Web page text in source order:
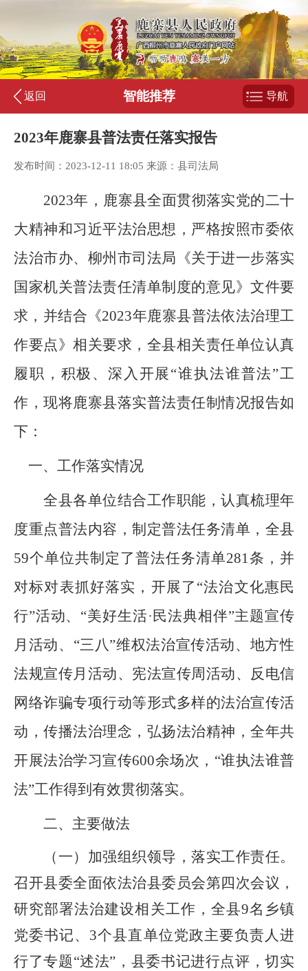
返回 智能推荐 导航
2023年鹿寨县普法责任落实报告
发布时间：2023-12-11 18:05 来源：县司法局
2023年 ，鹿寨县全面贯彻落实党的二十
大精神和习近平法治思想，严格按照市委依
法治市办、柳州市司法局《关于进一步落实
国家机关普法责任清单制度的意见》文件要
求，并结合《2023年鹿寨县普法依法治理工
作要点 》相关要求， 全县相关责任单位认真
履职，积极、深入开展“谁执法谁普法”工
作，现将鹿寨县落实普法责任制情况报告如
下：
一、工作落实情况
全县各单位结合工作职能，认真梳理年
度重点普法内容，制定普法任务清单，全县
59个单位共制定了普法任务清单281条，并
对标对表抓好落实，开展了 “法治文化惠民
行”活动、“美好生活·民法典相伴”主题宣传
月活动、“三八”维权法治宣传活动、地方性
法规宣传月活动、宪法宣传周活动、反电信
网络诈骗专项行动等形式多样的法治宣传活
动，传播法治理念，弘扬法治精神，全年共
开展法治学习宣传600余场次，“谁执法谁普
法”工作得到有效贯彻落实。
二、主要做法
（一）加强组织领导，落实工作责任。
召开县委全面依法治县委员会第四次会议，
研究部署法治建设相关工作， 全县9名 乡镇
党委书记、 3个县直单位党政主要负责人进
行了专题“述法”，县委书记进行点评，切实